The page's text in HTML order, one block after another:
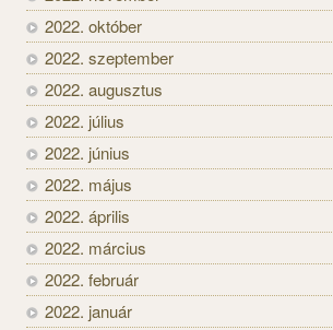
2022. október
2022. szeptember
2022. augusztus
2022. július
2022. június
2022. május
2022. április
2022. március
2022. február
2022. január